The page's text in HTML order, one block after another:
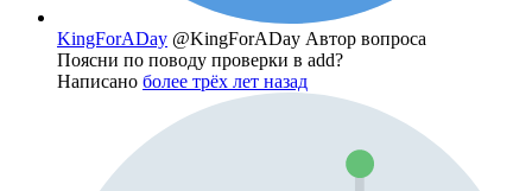
KingForADay @KingForADay Автор вопроса
Поясни по поводу проверки в add?
Написано более трёх лет назад